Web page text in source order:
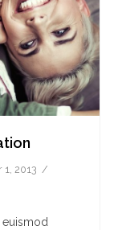
1, 2013
euismod